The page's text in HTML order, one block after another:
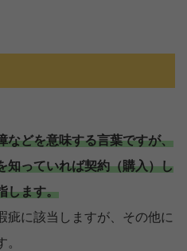
などを意味する言葉ですが、
知っていれば契約（購入）し
します。
疵に該当しますが、その他に
。